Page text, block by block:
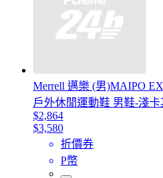
Merrell 邁樂 (男)MAIPO
戶外休閒運動鞋 男鞋-淺卡
$2,864
$3,580
折價券
P幣